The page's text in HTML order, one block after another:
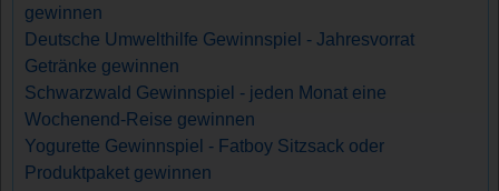
gewinnen
Deutsche Umwelthilfe Gewinnspiel - Jahresvorrat
Getränke gewinnen
Schwarzwald Gewinnspiel - jeden Monat eine
Wochenend-Reise gewinnen
Yogurette Gewinnspiel - Fatboy Sitzsack oder
Produktpaket gewinnen